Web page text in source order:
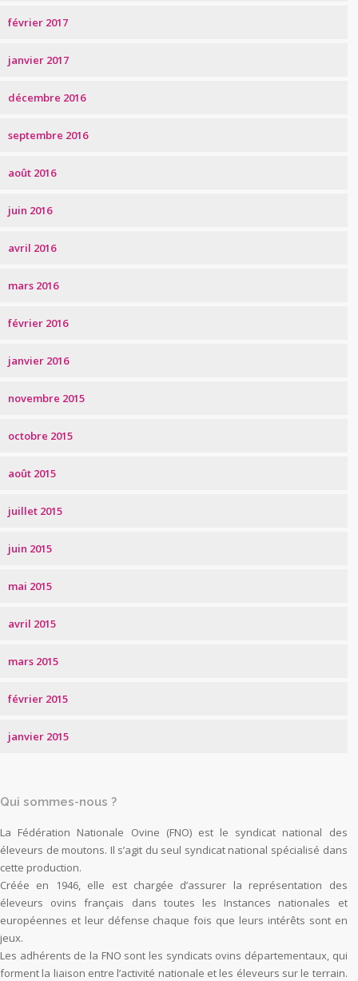
février 2017
janvier 2017
décembre 2016
septembre 2016
août 2016
juin 2016
avril 2016
mars 2016
février 2016
janvier 2016
novembre 2015
octobre 2015
août 2015
juillet 2015
juin 2015
mai 2015
avril 2015
mars 2015
février 2015
janvier 2015
Qui sommes-nous ?
La Fédération Nationale Ovine (FNO) est le syndicat national des
éleveurs de moutons. Il s’agit du seul syndicat national spécialisé dans
cette production.
Créée en 1946, elle est chargée d’assurer la représentation des
éleveurs ovins français dans toutes les Instances nationales et
européennes et leur défense chaque fois que leurs intérêts sont en
jeux.
Les adhérents de la FNO sont les syndicats ovins départementaux, qui
forment la liaison entre l’activité nationale et les éleveurs sur le terrain.